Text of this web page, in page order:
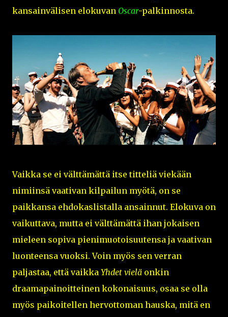
kansainvälisen elokuvan Oscar-palkinnosta.
Vaikka se ei välttämättä itse titteliä viekään
nimiinsä vaativan kilpailun myötä, on se
paikkansa ehdokaslistalla ansainnut. Elokuva on
vaikuttava, mutta ei välttämättä ihan jokaisen
mieleen sopiva pienimuotoisuutensa ja vaativan
luonteensa vuoksi. Voin myös sen verran
paljastaa, että vaikka Yhdet vielä onkin
draamapainoitteinen kokonaisuus, osaa se olla
myös paikoitellen hervottoman hauska, mitä en